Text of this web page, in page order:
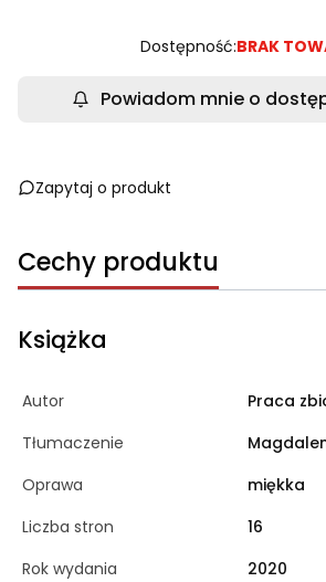
Dostępność:BRAK
Powiadom mnie o
Zapytaj o produkt
Cechy produktu
Książka
Autor
Praca
Tłumaczenie
Oprawa
miękka
Liczba stron
16
Rok wydania
2020